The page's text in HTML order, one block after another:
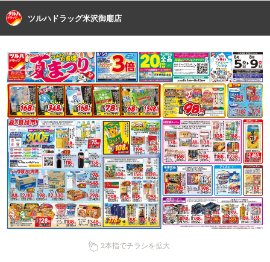
ツルハドラッグ米沢御廟店
2本指でチラシを拡大